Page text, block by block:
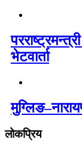
भेटवार्ता
लोकप्रिय